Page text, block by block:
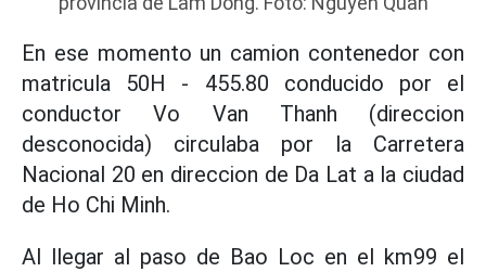
En ese momento un camion contenedor con
matricula 50H - 455.80 conducido por el
conductor Vo Van Thanh (direccion
desconocida) circulaba por la Carretera
Nacional 20 en direccion de Da Lat a la ciudad
de Ho Chi Minh.
Al llegar al paso de Bao Loc en el km99 el